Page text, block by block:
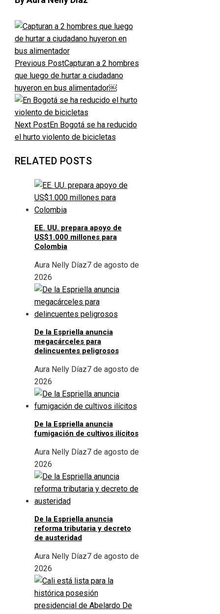
Previous PostCapturan a 2 hombres
que luego de hurtar a ciudadano
huyeron en bus alimentador￼
Next PostEn Bogotá se ha reducido
el hurto violento de bicicletas
RELATED POSTS
EE. UU. prepara apoyo de
US$1.000 millones para
Colombia
Aura Nelly Díaz7 de agosto de
2026
De la Espriella anuncia
megacárceles para
delincuentes peligrosos
Aura Nelly Díaz7 de agosto de
2026
De la Espriella anuncia
fumigación de cultivos ilícitos
Aura Nelly Díaz7 de agosto de
2026
De la Espriella anuncia
reforma tributaria y decreto
de austeridad
Aura Nelly Díaz7 de agosto de
2026